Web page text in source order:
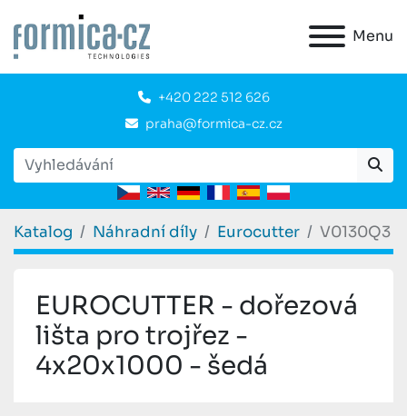
Menu
+420 222 512 626
praha@formica-cz.cz
Katalog Náhradní díly Eurocutter V0130Q3
EUROCUTTER - dořezová
lišta pro trojřez -
4x20x1000 - šedá